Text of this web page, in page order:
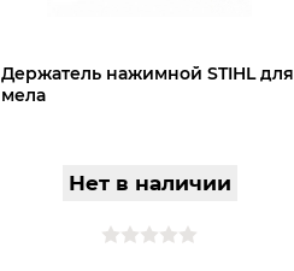
Держатель нажимной STIHL для
мела
Нет в наличии